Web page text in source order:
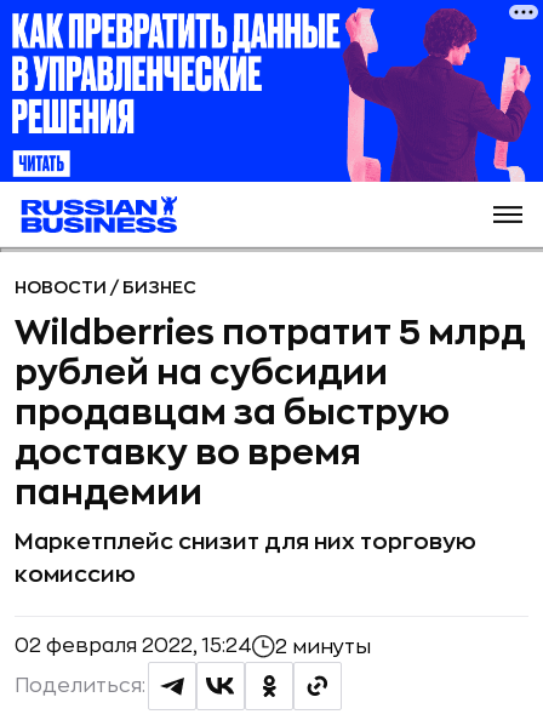
НОВОСТИ / БИЗНЕС
Wildberries потратит 5 млрд
рублей на субсидии
продавцам за быструю
доставку во время
пандемии
Маркетплейс снизит для них торговую
комиссию
02 февраля 2022, 15:24 2 минуты
Поделиться: